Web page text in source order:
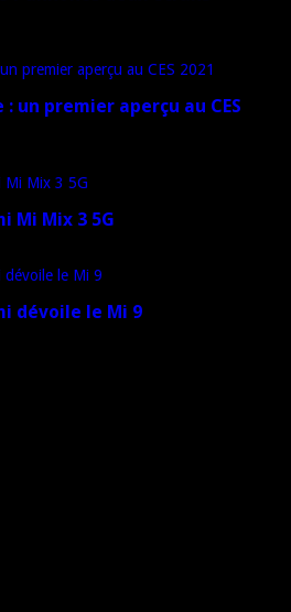
: un premier aperçu au CES
Mi Mix 3 5G
dévoile le Mi 9